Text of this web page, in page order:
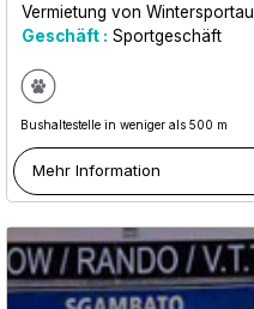
Vermietung von
Geschäft : Sportgeschäft
Bushaltestelle in weniger als 500 m
Mehr Information